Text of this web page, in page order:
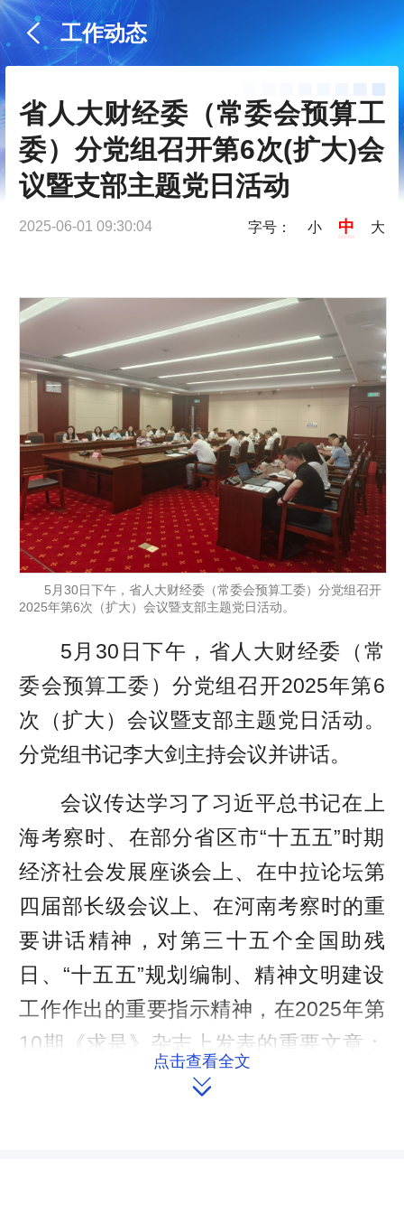
工作动态
省人大财经委（常委会预算工
委）分党组召开第6次(扩大)会
议暨支部主题党日活动
2025-06-01 09:30:04 字号： 小 中 大
5月30日下午，省人大财经委（常委会预算工委）分党组召开
2025年第6次（扩大）会议暨支部主题党日活动。
5月30日下午，省人大财经委（常
委会预算工委）分党组召开2025年第6
次（扩大）会议暨支部主题党日活动。
分党组书记李大剑主持会议并讲话。
会议传达学习了习近平总书记在上
海考察时、在部分省区市“十五五”时期
经济社会发展座谈会上、在中拉论坛第
四届部长级会议上、在河南考察时的重
要讲话精神，对第三十五个全国助残
日、“十五五”规划编制、精神文明建设
工作作出的重要指示精神，在2025年第
10期《求是》杂志上发表的重要文章；
传达学习了新修订的《党政机关厉行节
点击查看全文
